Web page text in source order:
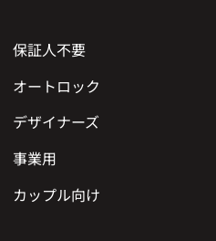
保証人不要
オートロック
デザイナーズ
事業用
カップル向け